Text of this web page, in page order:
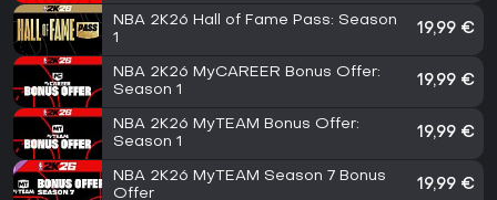
NBA 2K26 Hall of Fame Pass: Season
1
19,99 €
NBA 2K26 MyCAREER Bonus Offer:
Season 1
19,99 €
NBA 2K26 MyTEAM Bonus Offer:
Season 1
19,99 €
NBA 2K26 MyTEAM Season 7 Bonus
Offer
19,99 €